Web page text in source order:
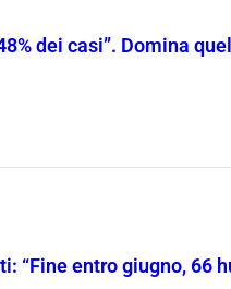
dei casi”. Domina
“Fine entro giugno, 66